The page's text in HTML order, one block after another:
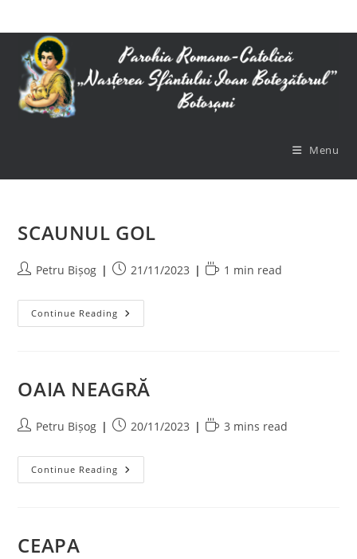
to
content
Menu
SCAUNUL GOL
PostPetru Bișog
Post21/11/2023
Reading
1 min read
Continue Reading SCAUNUL
GOL
OAIA NEAGRĂ
PostPetru Bișog
Post20/11/2023
Reading
3 mins read
Continue Reading OAIA
NEAGRĂ
CEAPA